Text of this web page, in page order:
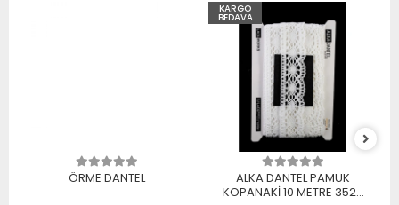
ÖRME DANTEL
KARGO
BEDAVA
ALKA DANTEL PAMUK
KOPANAKİ 10 METRE 3520